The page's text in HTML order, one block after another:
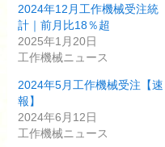
2024年12月工作機械受注統
計｜前月比18％超
2025年1月20日
工作機械ニュース
2024年5月工作機械受注【速
報】
2024年6月12日
工作機械ニュース